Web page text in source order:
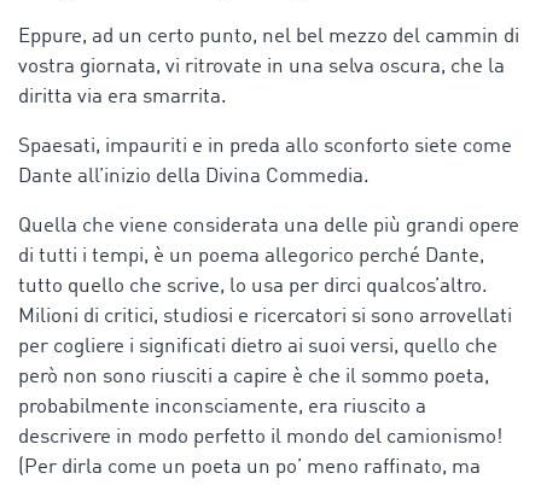
Eppure, ad un certo punto, nel bel mezzo del cammin di
vostra giornata, vi ritrovate in una selva oscura, che la
diritta via era smarrita.
Spaesati, impauriti e in preda allo sconforto siete come
Dante all’inizio della Divina Commedia.
Quella che viene considerata una delle più grandi opere
di tutti i tempi, è un poema allegorico perché Dante,
tutto quello che scrive, lo usa per dirci qualcos’altro.
Milioni di critici, studiosi e ricercatori si sono arrovellati
per cogliere i significati dietro ai suoi versi, quello che
però non sono riusciti a capire è che il sommo poeta,
probabilmente inconsciamente, era riuscito a
descrivere in modo perfetto il mondo del camionismo!
(Per dirla come un poeta un po’ meno raffinato, ma